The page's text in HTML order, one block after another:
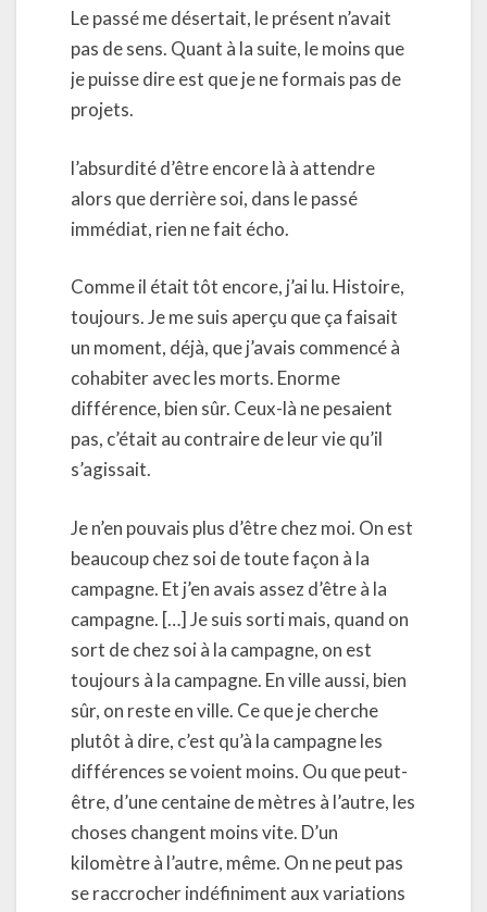
Le passé me désertait, le présent n’avait
pas de sens. Quant à la suite, le moins que
je puisse dire est que je ne formais pas de
projets.
l’absurdité d’être encore là à attendre
alors que derrière soi, dans le passé
immédiat, rien ne fait écho.
Comme il était tôt encore, j’ai lu. Histoire,
toujours. Je me suis aperçu que ça faisait
un moment, déjà, que j’avais commencé à
cohabiter avec les morts. Enorme
différence, bien sûr. Ceux-là ne pesaient
pas, c’était au contraire de leur vie qu’il
s’agissait.
Je n’en pouvais plus d’être chez moi. On est
beaucoup chez soi de toute façon à la
campagne. Et j’en avais assez d’être à la
campagne. […] Je suis sorti mais, quand on
sort de chez soi à la campagne, on est
toujours à la campagne. En ville aussi, bien
sûr, on reste en ville. Ce que je cherche
plutôt à dire, c’est qu’à la campagne les
différences se voient moins. Ou que peut-
être, d’une centaine de mètres à l’autre, les
choses changent moins vite. D’un
kilomètre à l’autre, même. On ne peut pas
se raccrocher indéfiniment aux variations